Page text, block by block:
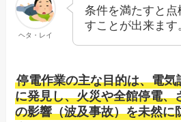
ヘタ・レイ
条件を満たすと
すことが出来ます
停電作業の主な目的は、電
に発見し、火災や全館停電、
の影響（波及事故）を未然に